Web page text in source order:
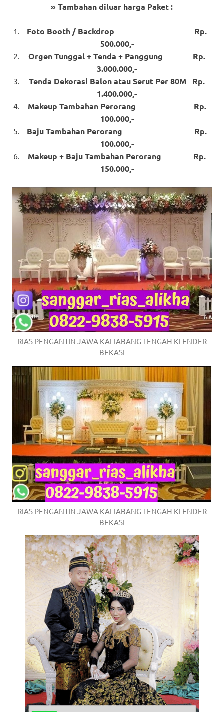
» Tambahan diluar harga Paket :
Foto Booth / Backdrop Rp.
500.000,-
Orgen Tunggal + Tenda + Panggung Rp.
3.000.000,-
Tenda Dekorasi Balon atau Serut Per 80M Rp.
1.400.000,-
Makeup Tambahan Perorang Rp.
100.000,-
Baju Tambahan Perorang Rp.
100.000,-
Makeup + Baju Tambahan Perorang Rp.
150.000,-
RIAS PENGANTIN JAWA KALIABANG TENGAH KLENDER
BEKASI
RIAS PENGANTIN JAWA KALIABANG TENGAH KLENDER
BEKASI